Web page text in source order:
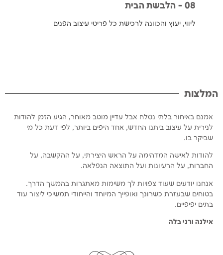
08 - הלבשת הבית
ליווי, יעוץ והכוונה לרכישת כל פריטי עיצוב הפנים
המלצות
אמנם באיחור בלתי נסלח אבל עדיין מוטב מאוחר, הגיע הזמן להודות
לנירית על עיצוב ביתנו החדש, אחד היפים ביותר, לפי דעת כל מי
שביקר בו.
להודות לאישה המדהימה על הראש היצירתי, על ההקשבה, על
החברות, על הרעיונות ועל התוצאה הנפלאה.
אנחנו יודעים שעוד צפויות לך משימות מאתגרות בהמשך הדרך.
בטוחים שבעזרת כשרונך ואופייך המיוחד והייחודי תמשיכי ליצור עוד
בתים יפיפיים.
אילנה ורני בלה